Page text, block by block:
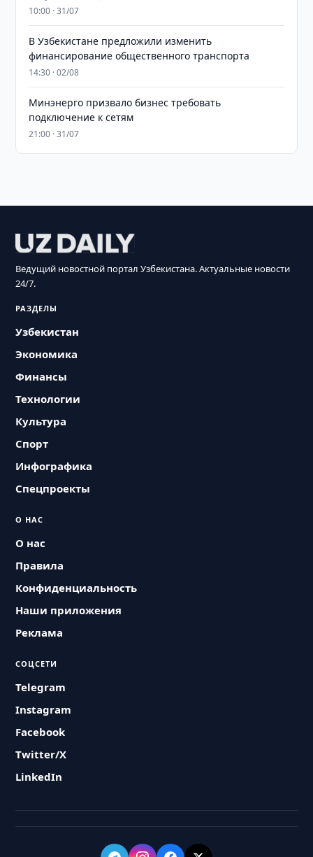
10:00 · 31/07
В Узбекистане предложили изменить
финансирование общественного транспорта
14:30 · 02/08
Минэнерго призвало бизнес требовать
подключение к сетям
21:00 · 31/07
Ведущий новостной портал Узбекистана. Актуальные новости
24/7.
РАЗДЕЛЫ
Узбекистан
Экономика
Финансы
Технологии
Культура
Спорт
Инфографика
Спецпроекты
О НАС
О нас
Правила
Конфиденциальность
Наши приложения
Реклама
СОЦСЕТИ
Telegram
Instagram
Facebook
Twitter/X
LinkedIn